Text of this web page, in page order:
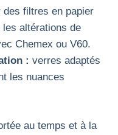
des filtres en papier
altérations de
Chemex ou V60.
: verres adaptés
les nuances
au temps et à la